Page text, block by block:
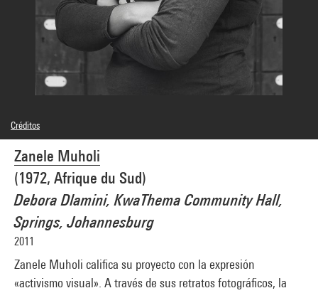
Zanele Muholi
(1972, Afrique du Sud)
Debora Dlamini, KwaThema Community Hall,
Springs, Johannesburg
2011
Zanele Muholi califica su proyecto con la expresión
«activismo visual». A través de sus retratos fotográficos, la
Créditos
© Zanele Muholi
Créditos fotográficos : Centre Pompidou, MNAM-CCI/Georges Meguerditchian/Dist.
GrandPalaisRmn
Referencia de la imagen : 4N63140
Difusión de la imagen :GrandPalaisRmnPhoto